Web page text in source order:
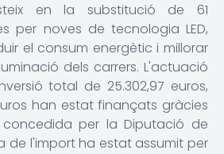
en la substitució de 61
per noves de tecnologia LED,
el consum energètic i millorar
dels carrers. L'actuació
total de 25.302,97 euros,
han estat finançats gràcies
per la Diputació de
de l'import ha estat assumit per